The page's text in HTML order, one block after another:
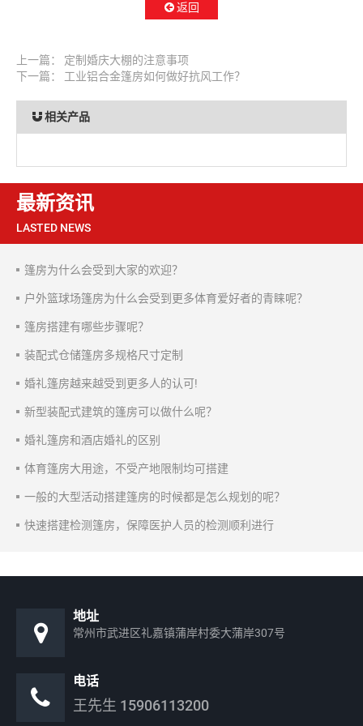
返回
上一篇： 定制婚庆大棚的注意事项
下一篇： 工业铝合金篷房如何做好抗风工作？
相关产品
最新资讯
LASTED NEWS
篷房为什么会受到大家的欢迎？
户外篮球场篷房为什么会受到更多体育爱好者的青睐呢？
篷房搭建有哪些步骤呢？
装配式仓储篷房多规格尺寸定制
婚礼篷房越来越受到更多人的认可!
新型装配式建筑的篷房可以做什么呢？
婚礼篷房和酒店婚礼的区别
体育篷房大用途，不受产地限制均可搭建
一般的大型活动搭建篷房的时候都是怎么规划的呢？
快速搭建检测篷房，保障医护人员的检测顺利进行
地址
常州市武进区礼嘉镇蒲岸村委大蒲岸307号
电话
王先生 15906113200